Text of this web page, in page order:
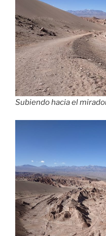
Subiendo hacia el